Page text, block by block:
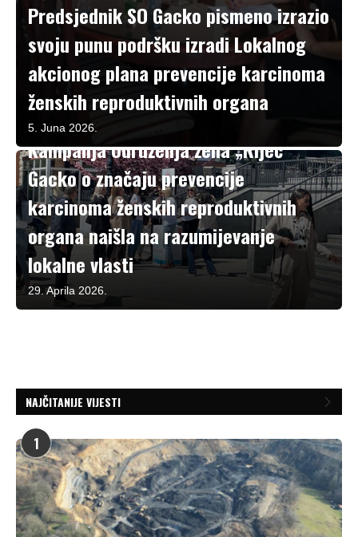
Predsjednik SO Gacko pismeno izrazio
svoju punu podršku izradi Lokalnog
akcionog plana prevencije karcinoma
ženskih reproduktivnih organa
5. Juna 2026.
Aktivizam
Kampanja Udruženja žena „Riječ“
Gacko o značaju prevencije
karcinoma ženskih reproduktivnih
organa naišla na razumijevanje
lokalne vlasti
29. Aprila 2026.
NAJČITANIJE VIJESTI
1